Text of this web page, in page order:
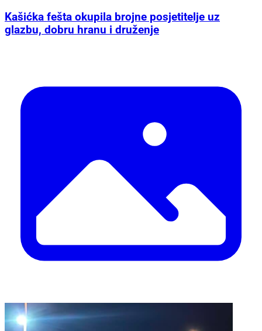
Kašićka fešta okupila brojne posjetitelje uz
glazbu, dobru hranu i druženje